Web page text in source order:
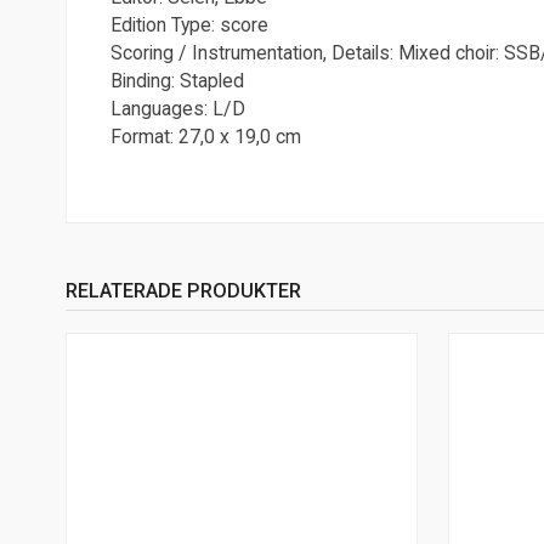
Edition Type: score
Scoring / Instrumentation, Details: Mixed choir:
Binding: Stapled
Languages: L/D
Format: 27,0 x 19,0 cm
RELATERADE PRODUKTER